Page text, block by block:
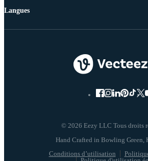
© 2026 Eezy LLC Tous droits
Conditions d’utilisation
Langues